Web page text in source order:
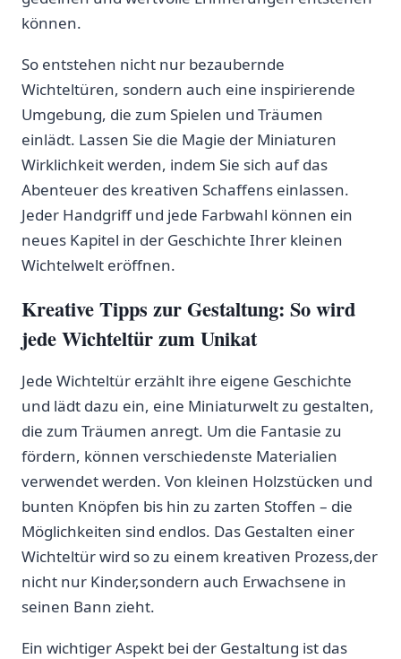
können.
So‌ entstehen nicht nur bezaubernde
Wichteltüren, sondern auch eine inspirierende
Umgebung, die zum Spielen und ‌Träumen
einlädt. Lassen Sie die Magie⁢ der Miniaturen
Wirklichkeit werden, indem Sie sich auf das
Abenteuer des kreativen Schaffens​ einlassen.
Jeder Handgriff und‍ jede Farbwahl können ein
neues Kapitel in der Geschichte Ihrer kleinen
Wichtelwelt eröffnen.
Kreative Tipps zur Gestaltung: So wird
jede Wichteltür ⁣zum Unikat
Jede Wichteltür erzählt ihre eigene Geschichte
und lädt dazu ein, eine Miniaturwelt zu gestalten,
die zum Träumen anregt. Um die Fantasie zu
fördern, können verschiedenste Materialien
verwendet werden. ​Von kleinen Holzstücken und
bunten Knöpfen bis hin zu zarten ⁤Stoffen – die
Möglichkeiten sind endlos. Das Gestalten einer
Wichteltür‍ wird so ‍zu einem kreativen​ Prozess,der
nicht nur Kinder,sondern auch Erwachsene in‍
seinen Bann zieht.
Ein​ wichtiger Aspekt bei der Gestaltung ist das